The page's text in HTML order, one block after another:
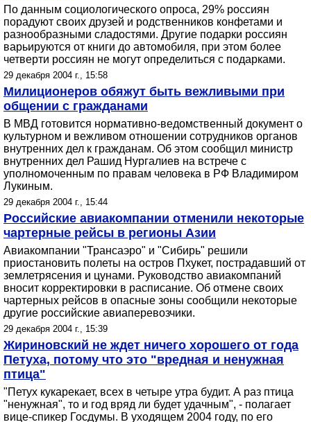
По данным социологического опроса, 29% россиян
порадуют своих друзей и родственников конфетами и
разнообразными сладостями. Другие подарки россиян
варьируются от книги до автомобиля, при этом более
четверти россиян не могут определиться с подарками.
29 декабря 2004 г., 15:58
Милиционеров обяжут быть вежливыми при
общении с гражданами
В МВД готовится нормативно-ведомственный документ о
культурном и вежливом отношении сотрудников органов
внутренних дел к гражданам. Об этом сообщил министр
внутренних дел Рашид Нургалиев на встрече с
уполномоченным по правам человека в РФ Владимиром
Лукиным.
29 декабря 2004 г., 15:44
Российские авиакомпании отменили некоторые
чартерные рейсы в регионы Азии
Авиакомпании "Трансаэро" и "Сибирь" решили
приостановить полеты на остров Пхукет, пострадавший от
землетрясения и цунами. Руководство авиакомпаний
вносит корректировки в расписание. Об отмене своих
чартерных рейсов в опасные зоны сообщили некоторые
другие российские авиаперевозчики.
29 декабря 2004 г., 15:39
Жириновский не ждет ничего хорошего от года
Петуха, потому что это "вредная и ненужная
птица"
"Петух кукарекает, всех в четыре утра будит. А раз птица
"ненужная", то и год вряд ли будет удачным", - полагает
вице-спикер Госдумы. В уходящем 2004 году, по его